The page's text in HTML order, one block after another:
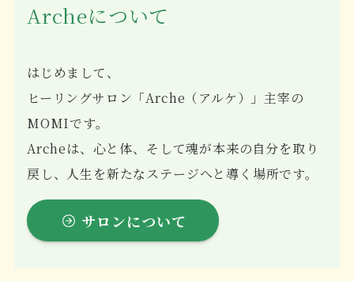
Archeについて
はじめまして、
ヒーリングサロン「Arche（アルケ）」主宰の
MOMIです。
Archeは、心と体、そして魂が本来の自分を取り
戻し、人生を新たなステージへと導く場所です。
サロンについて